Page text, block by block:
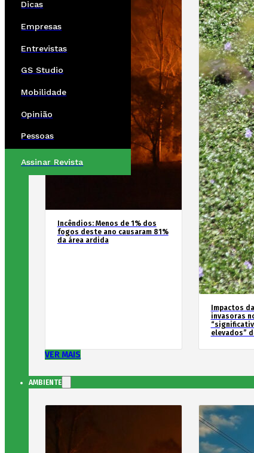
Dicas
Empresas
Entrevistas
GS Studio
Mobilidade
Opinião
Pessoas
Assinar Revista
Incêndios: Menos de 1% dos
fogos deste ano causaram 81%
da área ardida
Impactos
invasoras
elevados”
VER MAIS
AMBIENTE